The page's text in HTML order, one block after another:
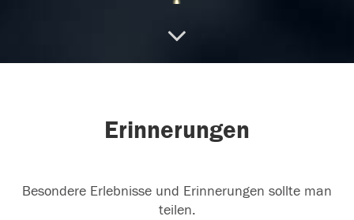
Für immer in meinem
Herzen
Erinnerungen
Besondere Erlebnisse und Erinnerungen sollte man
teilen.